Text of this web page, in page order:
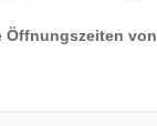
Öffnungszeiten von